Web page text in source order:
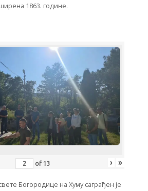
1863. године.
of 13 › »
Богородице на Хуму саграђен је